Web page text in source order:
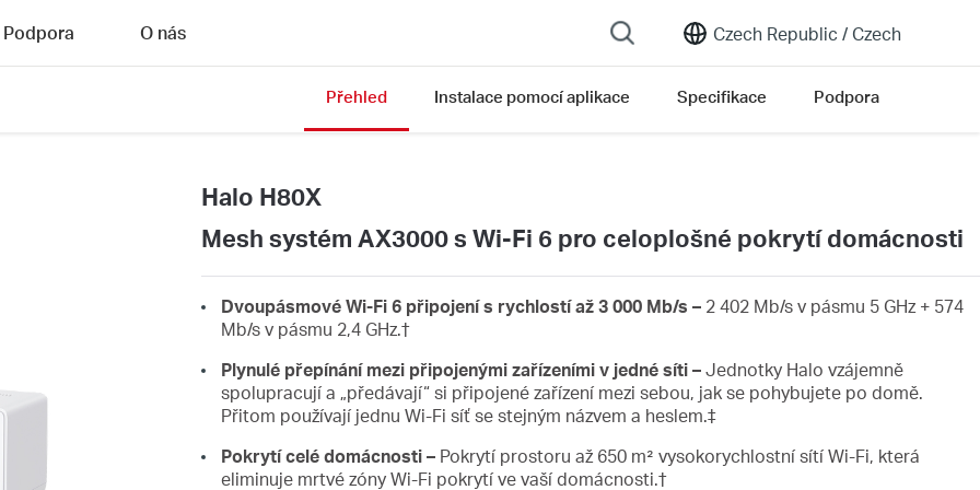
Czech Republic / Czech
Podpora O nás
Přehled Instalace pomocí aplikace Specifikace Podpora
Halo H80X
Mesh systém AX3000 s Wi-Fi 6 pro celoplošné pokrytí domácnosti
Dvoupásmové Wi-Fi 6 připojení s rychlostí až 3 000 Mb/s – 2 402 Mb/s v pásmu 5 GHz + 574
Mb/s v pásmu 2,4 GHz.†
Plynulé přepínání mezi připojenými zařízeními v jedné síti –Jednotky Halo vzájemně
spolupracují a „předávají“ si připojené zařízení mezi sebou, jak se pohybujete po domě.
Přitom používají jednu Wi-Fi síť se stejným názvem a heslem.‡
Pokrytí celé domácnosti –Pokrytí prostoru až 650 m² vysokorychlostní sítí Wi-Fi, která
eliminuje mrtvé zóny Wi-Fi pokrytí ve vaší domácnosti.†